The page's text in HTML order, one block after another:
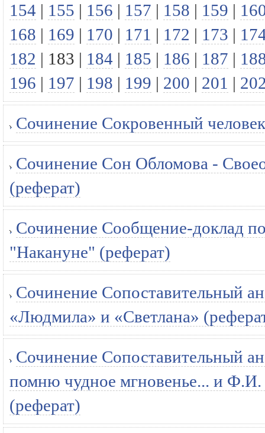
154 | 155 | 156 | 157 | 158 | 159 |
168 | 169 | 170 | 171 | 172 | 173 |
182 | 183 | 184 | 185 | 186 | 187 |
196 | 197 | 198 | 199 | 200 | 201 |
Сочинение Сокровенный
Сочинение Сон Обломова -
(реферат)
Сочинение Сообщение-доклад
"Накануне" (реферат)
Сочинение Сопоставительный
«Людмила» и «Светлана»
Сочинение Сопоставительный
помню чудное мгновенье... и Ф.И.
(реферат)